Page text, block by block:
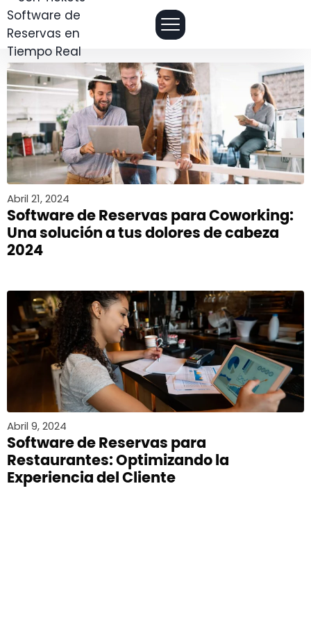
Abril 21, 2024
Software de Reservas para Coworking:
Una solución a tus dolores de cabeza
2024
Abril 9, 2024
Software de Reservas para
Restaurantes: Optimizando la
Experiencia del Cliente